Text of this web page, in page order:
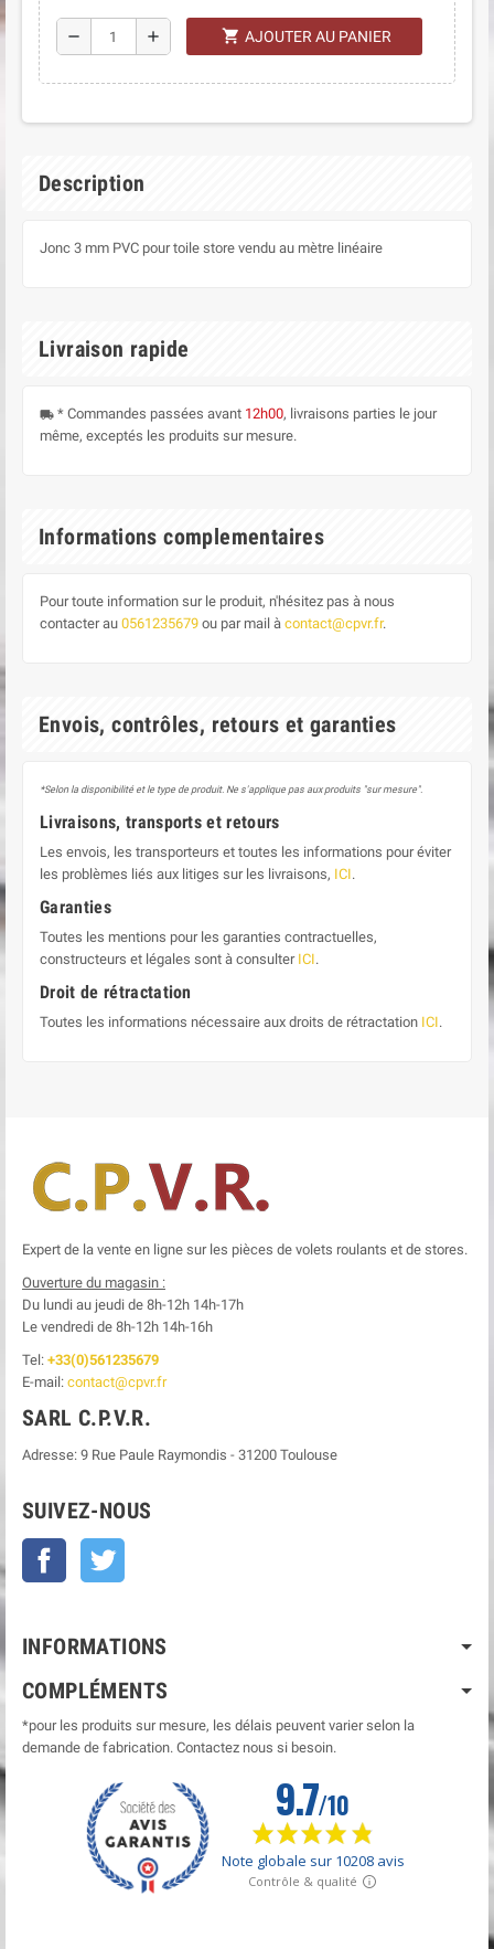
remove add shopping_cart AJOUTER AU PANIER
Description
Jonc 3 mm PVC pour toile store vendu au mètre linéaire
Livraison rapide
local_shipping * Commandes passées avant 12h00, livraisons parties le jour
même, exceptés les produits sur mesure.
Informations complementaires
Pour toute information sur le produit, n'hésitez pas à nous
contacter au 0561235679 ou par mail à contact@cpvr.fr.
Envois, contrôles, retours et garanties
*Selon la disponibilité et le type de produit. Ne s'applique pas aux produits "sur mesure".
Livraisons, transports et retours
Les envois, les transporteurs et toutes les informations pour éviter
les problèmes liés aux litiges sur les livraisons, ICI.
Garanties
Toutes les mentions pour les garanties contractuelles,
constructeurs et légales sont à consulter ICI.
Droit de rétractation
Toutes les informations nécessaire aux droits de rétractation ICI.
Expert de la vente en ligne sur les pièces de volets roulants et de stores.
Ouverture du magasin :
Du lundi au jeudi de 8h-12h 14h-17h
Le vendredi de 8h-12h 14h-16h
Tel: +33(0)561235679
E-mail: contact@cpvr.fr
SARL C.P.V.R.
Adresse: 9 Rue Paule Raymondis - 31200 Toulouse
SUIVEZ-NOUS
Facebook
INFORMATIONS
COMPLÉMENTS
*pour les produits sur mesure, les délais peuvent varier selon la
demande de fabrication. Contactez nous si besoin.